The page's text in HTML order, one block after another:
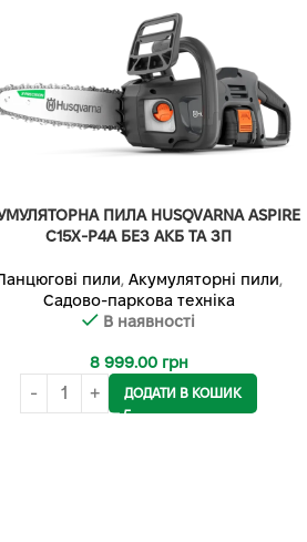
ПИЛА HUSQVARNA ASPIRE
C15X-P4A БЕЗ АКБ ТА ЗП
пили, Акумуляторні пили,
Садово-паркова техніка
В наявності
8 999.00 грн
ДОДАТИ В КОШИК